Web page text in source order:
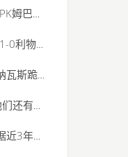
多特VS巴黎首发：桑乔PK内马尔 哈兰德PK姆巴佩
欧冠-萨乌尔闪击亨德森伤退 马竞铁桶阵1-0利物浦
神仙！19岁小将欧冠7场10球 逆天爆射纳瓦斯跪了
铁血马竞！逼得利物浦0射正 全世界除他们还有谁
图赫尔昏庸恐难除十六郎心魔 巴黎一数据近3年最